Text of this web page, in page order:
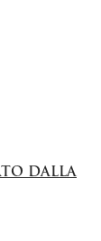
DALLA